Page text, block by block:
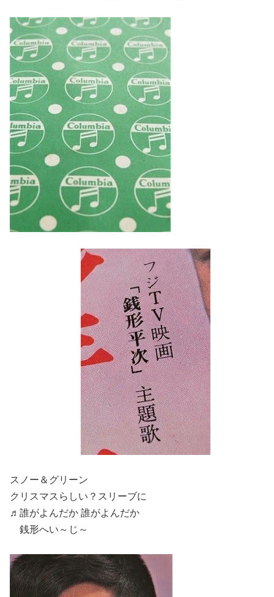
スノー＆グリーン
クリスマスらしい？スリーブに
♬誰がよんだか 誰がよんだか
銭形へい～じ～